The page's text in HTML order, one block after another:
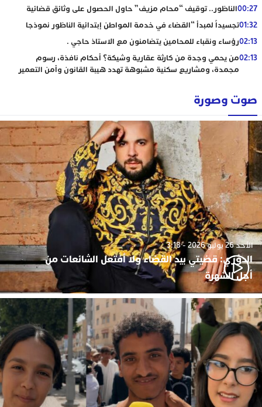
00:27الناظور.. توقيف “محام مزيف” حاول الحصول على وثائق قضائية
01:32تجسيداً لمبدأ “القضاء في خدمة المواطن إبتدائية الناظور نموذجا
02:13رؤساء ونقباء للمحامين يتضامنون مع الاستاذ حاجي .
02:13من يحمي وجدة من كارثة عقارية وشيكة؟ أحكام نافذة، رسوم
مجمدة، ومشاريع سكنية مشبوهة تهدد هيبة القانون وأمن التعمير
صوت وصورة
الأحد 26 يوليو 2026 - 3:18
الدوزي: قضيتي بيد القضاء ولا أفتعل الشائعات من
أجل الشهرة